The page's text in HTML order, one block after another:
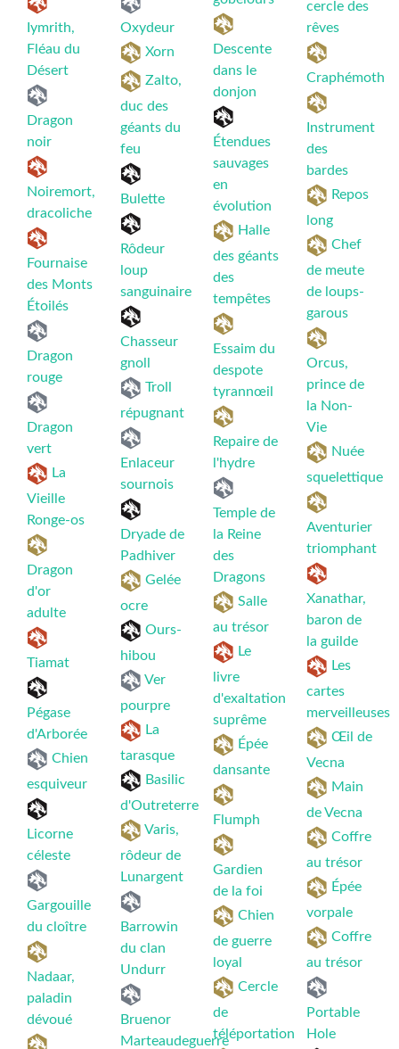
Iymrith,
Fléau du
Désert
Dragon
noir
Noiremort,
dracoliche
Fournaise
des Monts
Étoilés
Dragon
rouge
Dragon
vert
La
Vieille
Ronge-os
Dragon
d'or
adulte
Tiamat
Pégase
d'Arborée
Chien
esquiveur
Licorne
céleste
Gargouille
du cloître
Nadaar,
paladin
dévoué
Oxydeur
Xorn
Zalto,
duc des
géants du
feu
Bulette
Rôdeur
loup
sanguinaire
Chasseur
gnoll
Troll
répugnant
Enlaceur
sournois
Dryade de
Padhiver
Gelée
ocre
Ours-
hibou
Ver
pourpre
La
tarasque
Basilic
d'Outreterre
Varis,
rôdeur de
Lunargent
Barrowin
du clan
Undurr
Bruenor
Marteaudeguerre
Descente
dans le
donjon
Étendues
sauvages
en
évolution
Halle
des géants
des
tempêtes
Essaim du
despote
tyrannœil
Repaire de
l'hydre
Temple de
la Reine
des
Dragons
Salle
au trésor
Le
livre
d'exaltation
suprême
Épée
dansante
Flumph
Gardien
de la foi
Chien
de guerre
loyal
Cercle
de
téléportation
cercle des
rêves
Craphémoth
Instrument
des
bardes
Repos
long
Chef
de meute
de loups-
garous
Orcus,
prince de
la Non-
Vie
Nuée
squelettique
Aventurier
triomphant
Xanathar,
baron de
la guilde
Les
cartes
merveilleuses
Œil de
Vecna
Main
de Vecna
Coffre
au trésor
Épée
vorpale
Coffre
au trésor
Portable
Hole